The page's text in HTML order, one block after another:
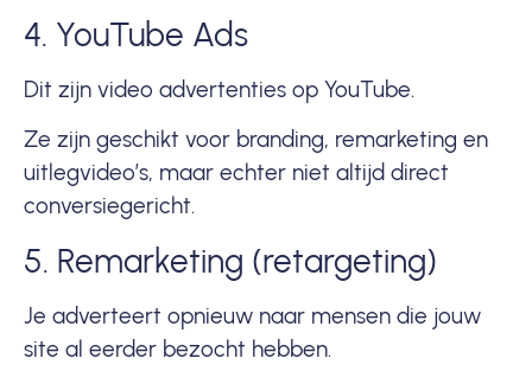
4. YouTube Ads
Dit zijn video advertenties op YouTube.
Ze zijn geschikt voor branding, remarketing en
uitlegvideo’s, maar echter niet altijd direct
conversiegericht.
5. Remarketing (retargeting)
Je adverteert opnieuw naar mensen die jouw
site al eerder bezocht hebben.